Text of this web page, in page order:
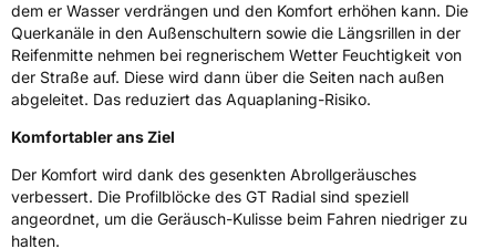
EU Label
EffizienzC
Rollgeräusch (Klasse) B
Rollgeräusch (dB)71
dem er Wasser verdrängen und den Komfort erhöhen kann. Die
Querkanäle in den Außenschultern sowie die Längsrillen in der
Reifenmitte nehmen bei regnerischem Wetter Feuchtigkeit von
der Straße auf. Diese wird dann über die Seiten nach außen
abgeleitet. Das reduziert das Aquaplaning-Risiko.
Komfortabler ans Ziel
Der Komfort wird dank des gesenkten Abrollgeräusches
verbessert. Die Profilblöcke des GT Radial sind speziell
angeordnet, um die Geräusch-Kulisse beim Fahren niedriger zu
halten.